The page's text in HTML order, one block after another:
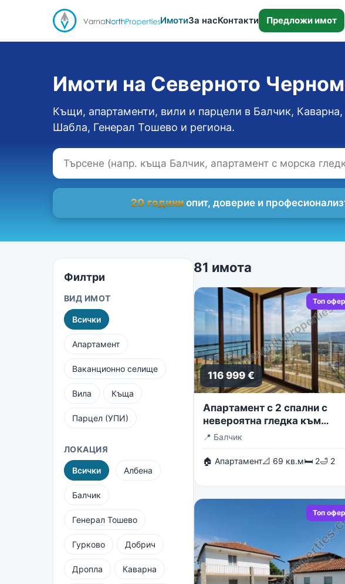
ИмотиЗа насКонтакти Предложи имот
Имоти на Северното
Къщи, апартаменти, вили и парцели в Балчик,
Шабла, Генерал Тошево и региона.
20 години опит, доверие и
Филтри
ВИД ИМОТ
Всички
Апартамент
Ваканционно селище
Вила Къща
Парцел (УПИ)
ЛОКАЦИЯ
Всички Албена
Балчик
Генерал Тошево
Гурково Добрич
Дропла Каварна
81 имота
Топ
116 999 €
Апартамент с 2 спални с
невероятна гледка към
безкрайното море
📍 Балчик
🏠 Апартамент📐 69 кв.м🛏 2🛁 2
Топ